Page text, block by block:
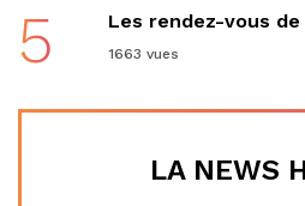
5 Les rendez-vous
1663 vues
LA NEWS